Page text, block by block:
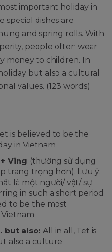
important holiday in
special dishes are
and spring rolls. With
people often wear
money to children. In
but also a cultural
values. (123 words)
is believed to be the
in Vietnam
Ving (thường sử dụng
trang trọng hơn). Lưu ý:
là một người/ vật/ sự
in such a short period
to be the most
but also: All in all, Tet is
also a culture